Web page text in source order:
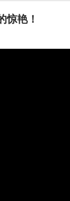
惊艳！